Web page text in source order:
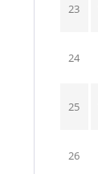
23
24
25
26